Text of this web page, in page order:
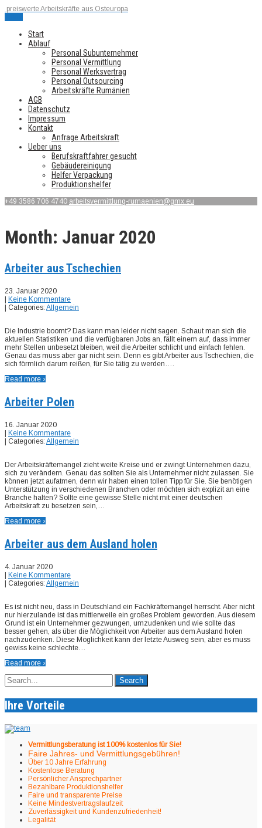
preiswerte Arbeitskräfte aus Osteuropa
Start
Ablauf
Personal Subunternehmer
Personal Vermittlung
Personal Werksvertrag
Personal Outsourcing
Arbeitskräfte Rumänien
AGB
Datenschutz
Impressum
Kontakt
Anfrage Arbeitskraft
Ueber uns
Berufskraftfahrer gesucht
Gebäudereinigung
Helfer Verpackung
Produktionshelfer
+49 3586 706 4740 arbeitsvermittlung-rumaenien@gmx.eu
Month: Januar 2020
Arbeiter aus Tschechien
23. Januar 2020
| Keine Kommentare
| Categories: Allgemein
Die Industrie boomt? Das kann man leider nicht sagen. Schaut man sich die
aktuellen Statistiken und die verfügbaren Jobs an, fällt einem auf, dass immer
mehr Stellen unbesetzt bleiben, weil die Arbeiter schlicht und einfach fehlen.
Genau das muss aber gar nicht sein. Denn es gibt Arbeiter aus Tschechien, die
sich förmlich darum reißen, für Sie tätig zu werden….
Read more ›
Arbeiter Polen
16. Januar 2020
| Keine Kommentare
| Categories: Allgemein
Der Arbeitskräftemangel zieht weite Kreise und er zwingt Unternehmen dazu,
sich zu verändern. Genau das sollten Sie als Unternehmer nicht zulassen. Sie
können jetzt aufatmen, denn wir haben einen tollen Tipp für Sie. Sie benötigen
Unterstützung in verschiedenen Branchen oder möchten sich explizit an eine
Branche halten? Sollte eine gewisse Stelle nicht mit einer deutschen
Arbeitskraft zu besetzen sein,…
Read more ›
Arbeiter aus dem Ausland holen
4. Januar 2020
| Keine Kommentare
| Categories: Allgemein
Es ist nicht neu, dass in Deutschland ein Fachkräftemangel herrscht. Aber nicht
nur hierzulande ist das mittlerweile ein großes Problem geworden. Aus diesem
Grund ist ein Unternehmer gezwungen, umzudenken und wie sollte das
besser gehen, als über die Möglichkeit von Arbeiter aus dem Ausland holen
nachzudenken. Diese Möglichkeit kann der letzte Ausweg sein, aber es muss
gewiss keine schlechte…
Read more ›
Ihre Vorteile
Vermittlungsberatung ist 100% kostenlos für Sie!
Faire Jahres- und Vermittlungsgebühren!
Über 10 Jahre Erfahrung
Kostenlose Beratung
Persönlicher Ansprechpartner
Bezahlbare Produktionshelfer
Faire und transparente Preise
Keine Mindestvertragslaufzeit
Zuverlässigkeit und Kundenzufriedenheit!
Legalität